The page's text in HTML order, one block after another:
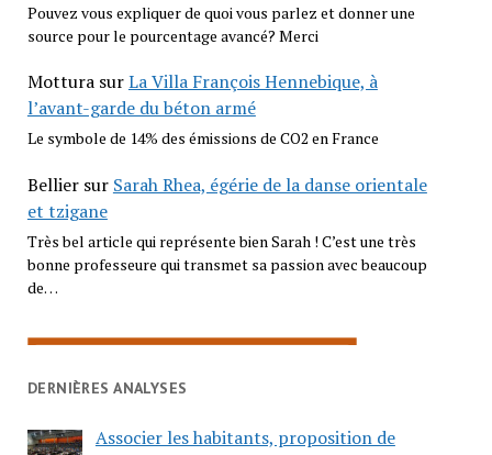
Pouvez vous expliquer de quoi vous parlez et donner une
source pour le pourcentage avancé? Merci
MotturasurLa Villa François Hennebique, à
l’avant-garde du béton armé
Le symbole de 14% des émissions de CO2 en France
Belliersur Sarah Rhea, égérie de la danse orientale
et tzigane
Très bel article qui représente bien Sarah ! C’est une très
bonne professeure qui transmet sa passion avec beaucoup
de…
DERNIÈRES ANALYSES
Associer les habitants, proposition de